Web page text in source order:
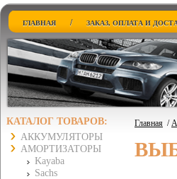
ГЛАВНАЯ / ЗАКАЗ, ОПЛАТА И
КАТАЛОГ ТОВАРОВ:
АККУМУЛЯТОРЫ
АМОРТИЗАТОРЫ
Kayaba
Sachs
Главная /